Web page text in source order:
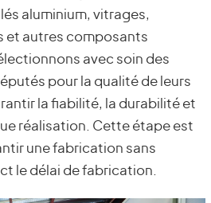
aluminium, vitrages,
et autres composants
avec soin des
pour la qualité de leurs
la fiabilité, la durabilité et
réalisation. Cette étape est
une fabrication sans
le délai de fabrication.